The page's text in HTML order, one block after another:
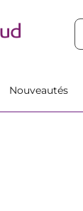
Nouveautés